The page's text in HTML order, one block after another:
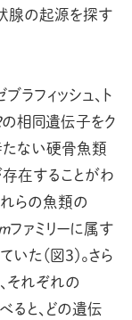
腺の起源を探す
ラフィッシュ、ト
の相同遺伝子をク
たない硬骨魚類
在することがわ
れらの魚類の
ファミリーに属す
いた（図3）。さら
、それぞれの
と、どの遺伝